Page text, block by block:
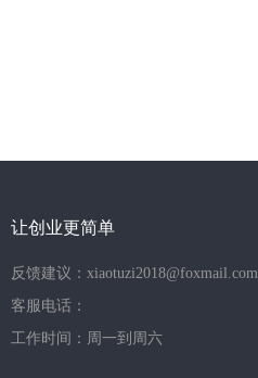
让创业更简单
反馈建议：xiaotuzi2018@foxmail.com
客服电话：
工作时间：周一到周六